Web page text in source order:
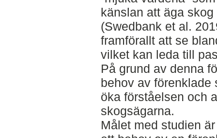
känslan att äga
(Swedbank et al.
framförallt att se
vilket kan leda till
På grund av denna
behov av förenklade
öka förståelsen och
skogsägarna.
Målet med studien